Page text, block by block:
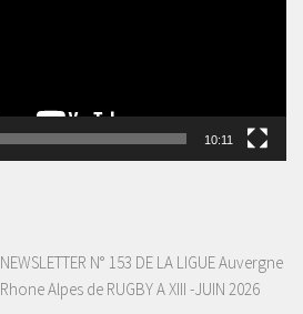
10:11
NEWSLETTER N° 153 DE LA LIGUE Auvergne
Rhone Alpes de RUGBY A XIII -JUIN 2026